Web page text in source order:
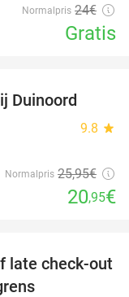
Normalpris 24€
Gratis
Duinoord
9.8 star
Normalpris 25,95€
20,95€
45%
late check-out